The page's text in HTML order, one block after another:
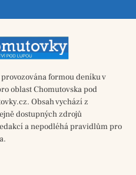
formou deníku v
oblast Chomutovska pod
Obsah vychází z
dostupných zdrojů
a nepodléhá pravidlům pro